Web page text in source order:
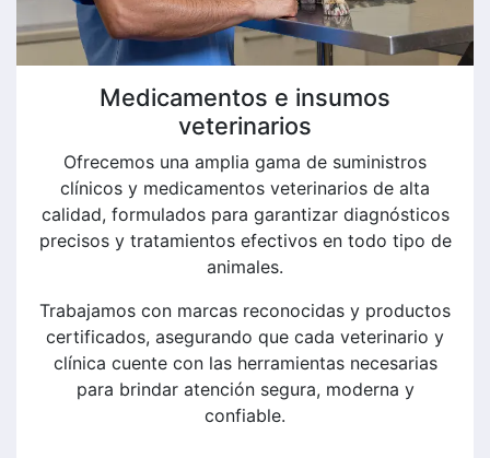
Medicamentos e insumos
veterinarios
Ofrecemos una amplia gama de suministros
clínicos y medicamentos veterinarios de alta
calidad, formulados para garantizar diagnósticos
precisos y tratamientos efectivos en todo tipo de
animales.
Trabajamos con marcas reconocidas y productos
certificados, asegurando que cada veterinario y
clínica cuente con las herramientas necesarias
para brindar atención segura, moderna y
confiable.